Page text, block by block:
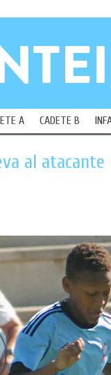
A CADETE B
al